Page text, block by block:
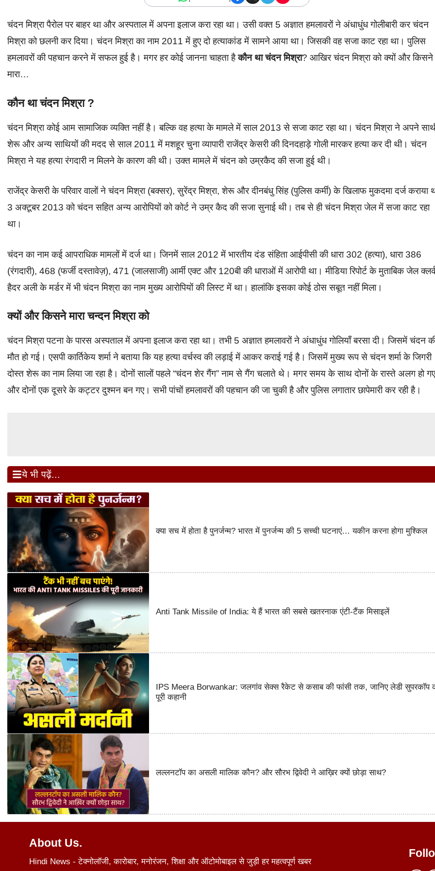
चंदन मिश्रा पैरोल पर बाहर था और अस्पताल में अपना इलाज करा रहा था। उसी वक्त 5 अज्ञात हमलावरों ने अंधाधुंध गोलीबारी कर चंदन
मिश्रा को छलनी कर दिया। चंदन मिश्रा का नाम 2011 में हुए दो हत्याकांड में सामने आया था। जिसकी वह सजा काट रहा था। पुलिस
हमलावरों की पहचान करने में सफल हुई है। मगर हर कोई जानना चाहता हैकौन था चंदन मिश्रा? आखिर चंदन मिश्रा को क्यों और किसने
मारा…
कौन था चंदन मिश्रा ?
चंदन मिश्रा कोई आम सामाजिक व्यक्ति नहीं है। बल्कि वह हत्या के मामले में साल 2013 से सजा काट रहा था। चंदन मिश्रा ने अपने
शेरू और अन्य साथियों की मदद से साल 2011 में मशहूर चुना व्यापारी राजेंद्र केसरी की दिनदहाड़े गोली मारकर हत्या कर दी थी। चंदन
मिश्रा ने यह हत्या रंगदारी न मिलने के कारण की थी। उक्त मामले में चंदन को उम्रकैद की सजा हुई थी।
राजेंद्र केसरी के परिवार वालों ने चंदन मिश्रा (बक्सर), सुरेंद्र मिश्रा, शेरू और दीनबंधु सिंह (पुलिस कर्मी) के खिलाफ मुकदमा दर्ज कराया
3 अक्टूबर 2013 को चंदन सहित अन्य आरोपियों को कोर्ट ने उम्र कैद की सजा सुनाई थी। तब से ही चंदन मिश्रा जेल में सजा काट रहा
था।
चंदन का नाम कई आपराधिक मामलों में दर्ज था। जिनमें साल 2012 में भारतीय दंड संहिता आईपीसी की धारा 302 (हत्या), धारा 386
(रंगदारी), 468 (फर्जी दस्तावेज़), 471 (जालसाजी) आर्मी एक्ट और 120बी की धाराओं में आरोपी था। मीडिया रिपोर्ट के मुताबिक जेल
हैदर अली के मर्डर में भी चंदन मिश्रा का नाम मुख्य आरोपियों की लिस्ट में था। हालांकि इसका कोई ठोस सबूत नहीं मिला।
क्यों और किसने मारा चन्दन मिश्रा को
चंदन मिश्रा पटना के पारस अस्पताल में अपना इलाज करा रहा था। तभी 5 अज्ञात हमलावरों ने अंधाधुंध गोलियाँ बरसा दी। जिसमें चंदन
मौत हो गई। एसपी कार्तिकेय शर्मा ने बताया कि यह हत्या वर्चस्व की लड़ाई में आकर कराई गई है। जिसमें मुख्य रूप से चंदन शर्मा के जिगरी
दोस्त शेरू का नाम लिया जा रहा है। दोनों सालों पहले “चंदन शेर गैंग” नाम से गैंग चलाते थे। मगर समय के साथ दोनों के रास्ते अलग हो गए
और दोनों एक दूसरे के कट्टर दुश्मन बन गए। सभी पांचों हमलावरों की पहचान की जा चुकी है और पुलिस लगातार छापेमारी कर रही है।
ये भी पढ़ें...
क्या सच में होता है पुनर्जन्म? भारत में पुनर्जन्म की 5 सच्ची घटनाएं… यकीन करना होगा मुश्किल
Anti Tank Missile of India: ये हैं भारत की सबसे खतरनाक एंटी-टैंक मिसाइलें
IPS Meera Borwankar: जलगांव सेक्स रैकेट से कसाब की फांसी तक, जानिए लेडी सुपरकॉप
पूरी कहानी
लल्लनटॉप का असली मालिक कौन? और सौरभ द्विवेदी ने आख़िर क्यों छोड़ा साथ?
About Us.
Hindi News - टेक्नोलॉजी, कारोबार, मनोरंजन, शिक्षा और ऑटोमोबाइल से जुड़ी हर महत्वपूर्ण खबर